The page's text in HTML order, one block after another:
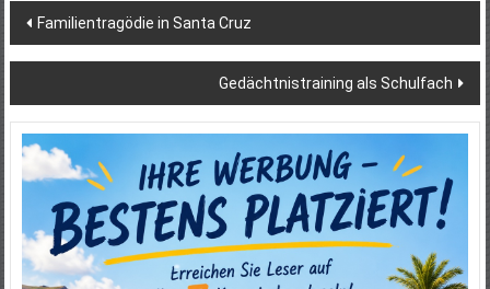
Beitragsnavigation
Familientragödie in Santa Cruz
Gedächtnistraining als Schulfach